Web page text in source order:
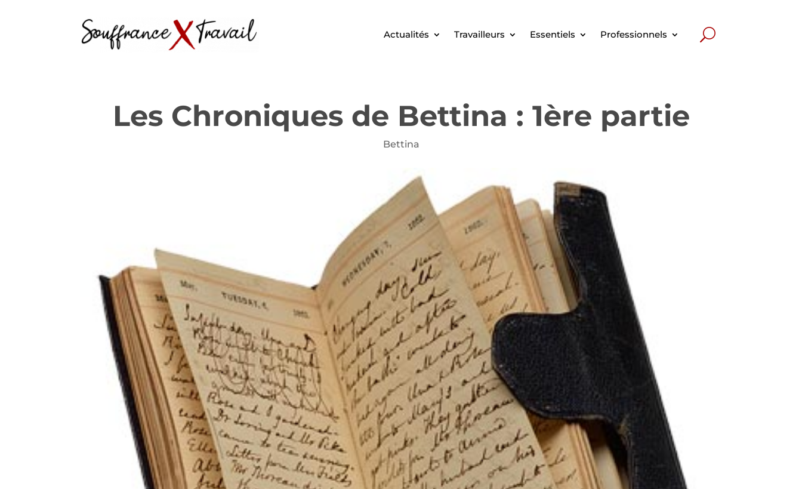
Actualités Travailleurs Essentiels Professionnels
Les Chroniques de Bettina : 1ère partie
Bettina